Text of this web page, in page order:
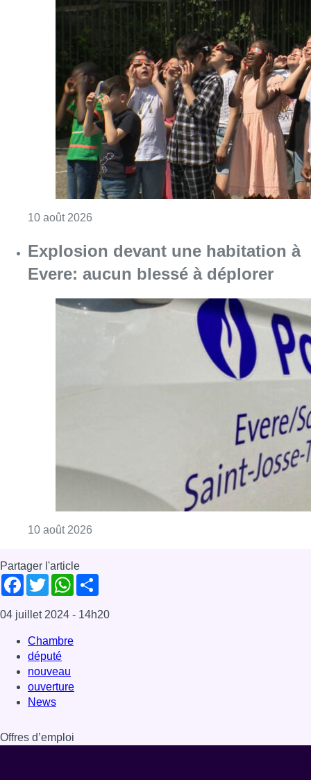
10 août 2026
Explosion devant une habitation à
Evere: aucun blessé à déplorer
10 août 2026
Partager l'article
Facebook
TwitterWhatsApp
04 juillet 2024 - 14h20
Chambre
député
nouveau
ouverture
News
Offres d’emploi